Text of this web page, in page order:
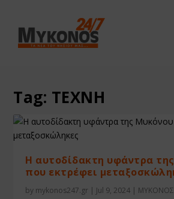
Tag: ΤΕΧΝΗ
Η αυτοδίδακτη υφάντρα
που εκτρέφει
by mykonos247.gr | Jul 9, 2024 | ΜΥΚΟΝΟΣ